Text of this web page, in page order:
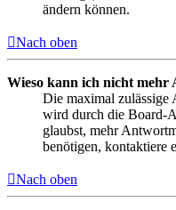
ändern können.
Nach oben
Wieso kann ich nicht mehr
Die maximal
wird durch die Board-
glaubst, mehr
benötigen, kontaktiere
Nach oben